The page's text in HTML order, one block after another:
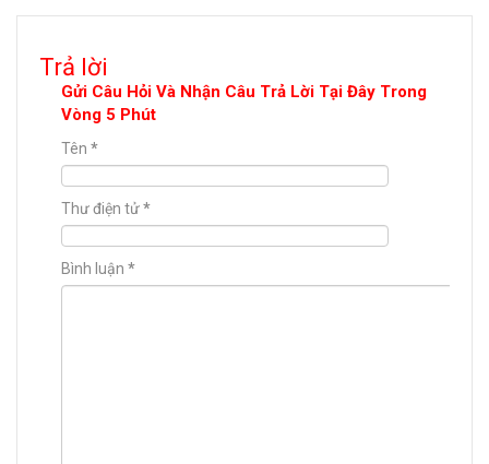
Trả lời
Gửi Câu Hỏi Và Nhận Câu Trả Lời Tại Đây Trong
Vòng 5 Phút
Tên *
Thư điện tử*
Bình luận *